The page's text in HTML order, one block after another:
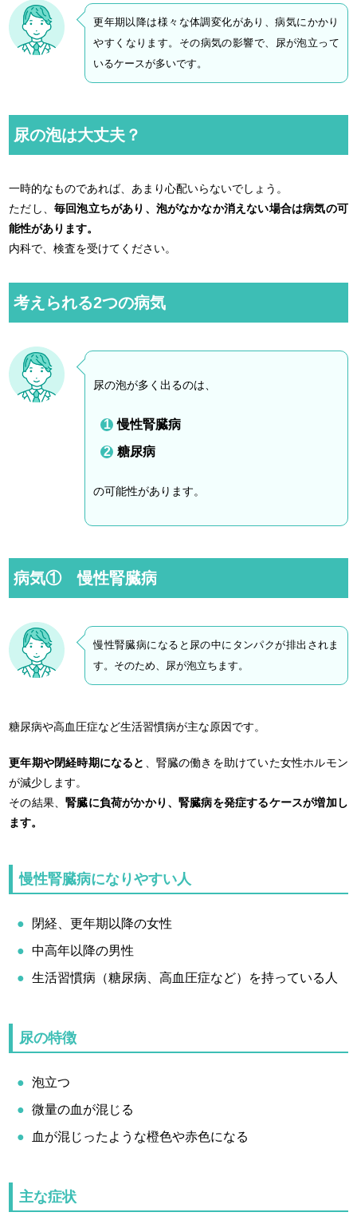
更年期以降は様々な体調変化があり、病気にかかり
やすくなります。その病気の影響で、尿が泡立って
いるケースが多いです。
尿の泡は大丈夫？
一時的なものであれば、あまり心配いらないでしょう。
ただし、 毎回泡立ちがあり、泡がなかなか消えない場合は病気の可
能性があります。
内科で、検査を受けてください。
考えられる2つの病気
尿の泡が多く出るのは、
慢性腎臓病
糖尿病
の可能性があります。
病気① 慢性腎臓病
慢性腎臓病になると尿の中にタンパクが排出されま
す。そのため、尿が泡立ちます。
糖尿病や高血圧症など生活習慣病が主な原因です。
更年期や閉経時期になると 、腎臓の働きを助けていた女性ホルモン
が減少します。
その結果、腎臓に負荷がかかり、腎臓病を発症するケースが増加し
ます。
慢性腎臓病になりやすい人
閉経、更年期以降の女性
中高年以降の男性
生活習慣病（糖尿病、高血圧症など）を持っている人
尿の特徴
泡立つ
微量の血が混じる
血が混じったような橙色や赤色になる
主な症状